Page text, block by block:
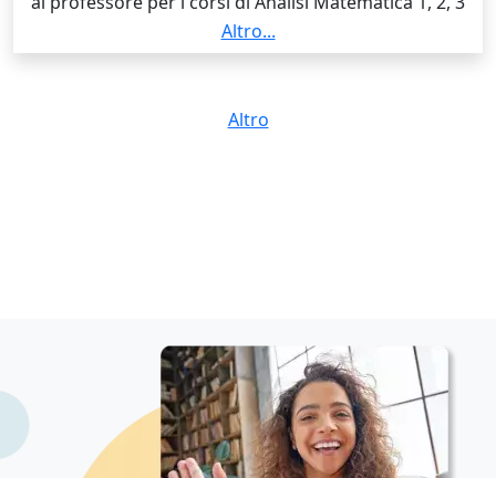
(Corso di laurea in Matematica) e Istituzioni di
Matematiche e metodi statistici (Corso di Laurea in
Altro...
Altro